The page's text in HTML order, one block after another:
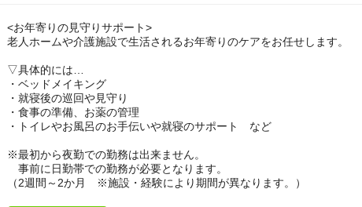
<お年寄りの見守りサポート>
老人ホームや介護施設で生活されるお年寄りのケアをお任せします。
▽具体的には…
・ベッドメイキング
・就寝後の巡回や見守り
・食事の準備、お薬の管理
・トイレやお風呂のお手伝いや就寝のサポート など
※最初から夜勤での勤務は出来ません。
事前に日勤帯での勤務が必要となります。
（2週間～2か月 ※施設・経験により期間が異なります。）